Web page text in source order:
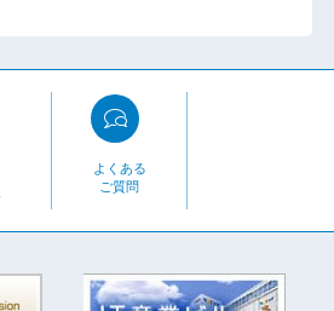
よくある
ご質問